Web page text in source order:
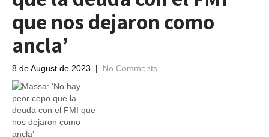
que nos dejaron como
ancla’
8 de August de 2023 | No Comments